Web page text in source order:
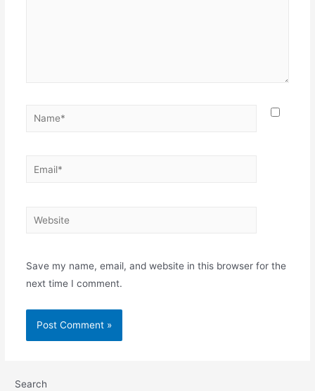
Name*
Email*
Website
Save my name, email, and website in this browser for the
next time I comment.
Search